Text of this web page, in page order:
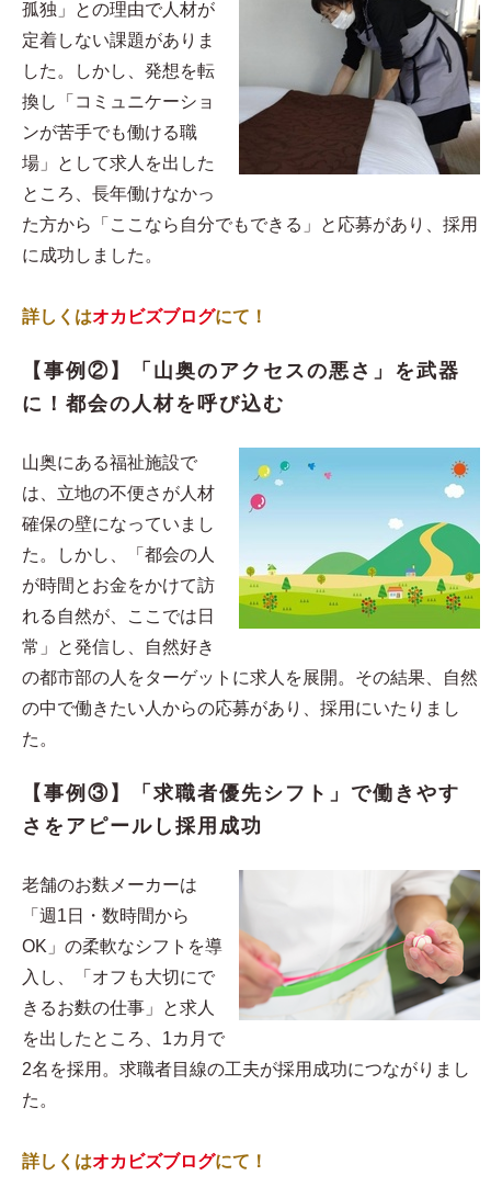
孤独」との理由で人材が
定着しない課題がありま
した。しかし、発想を転
換し「コミュニケーショ
ンが苦手でも働ける職
場」として求人を出した
ところ、長年働けなかっ
た方から「ここなら自分でもできる」と応募があり、採用
に成功しました。
詳しくはオカビズブログにて！
【事例②】「山奥のアクセスの悪さ」を武器
に！都会の人材を呼び込む
山奥にある福祉施設で
は、立地の不便さが人材
確保の壁になっていまし
た。しかし、「都会の人
が時間とお金をかけて訪
れる自然が、ここでは日
常」と発信し、自然好き
の都市部の人をターゲットに求人を展開。その結果、自然
の中で働きたい人からの応募があり、採用にいたりまし
た。
【事例③】「求職者優先シフト」で働きやす
さをアピールし採用成功
老舗のお麩メーカーは
「週1日・数時間から
OK」の柔軟なシフトを導
入し、「オフも大切にで
きるお麩の仕事」と求人
を出したところ、1カ月で
2名を採用。求職者目線の工夫が採用成功につながりまし
た。
詳しくはオカビズブログにて！